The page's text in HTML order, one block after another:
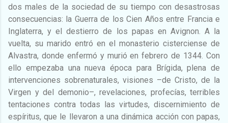
dos males de la sociedad de su tiempo con desastrosas
consecuencias: la Guerra de los Cien Años entre Francia e
Inglaterra, y el destierro de los papas en Avignon. A la
vuelta, su marido entró en el monasterio cisterciense de
Alvastra, donde enfermó y murió en febrero de 1344. Con
ello empezaba una nueva época para Brígida, plena de
intervenciones sobrenaturales, visiones –de Cristo, de la
Virgen y del demonio–, revelaciones, profecías, terribles
tentaciones contra todas las virtudes, discernimiento de
espíritus, que le llevaron a una dinámica acción con papas,